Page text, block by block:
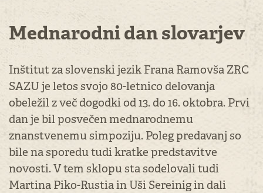
Mednarodni dan slovarjev
Inštitut za slovenski jezik Frana Ramovša ZRC
SAZU je letos svojo 80-letnico delovanja
obeležil z več dogodki od 13. do 16. oktobra. Prvi
dan je bil posvečen mednarodnemu
znanstvenemu simpoziju. Poleg predavanj so
bile na sporedu tudi kratke predstavitve
novosti. V tem sklopu sta sodelovali tudi
Martina Piko-Rustia in Uši Sereinig in dali